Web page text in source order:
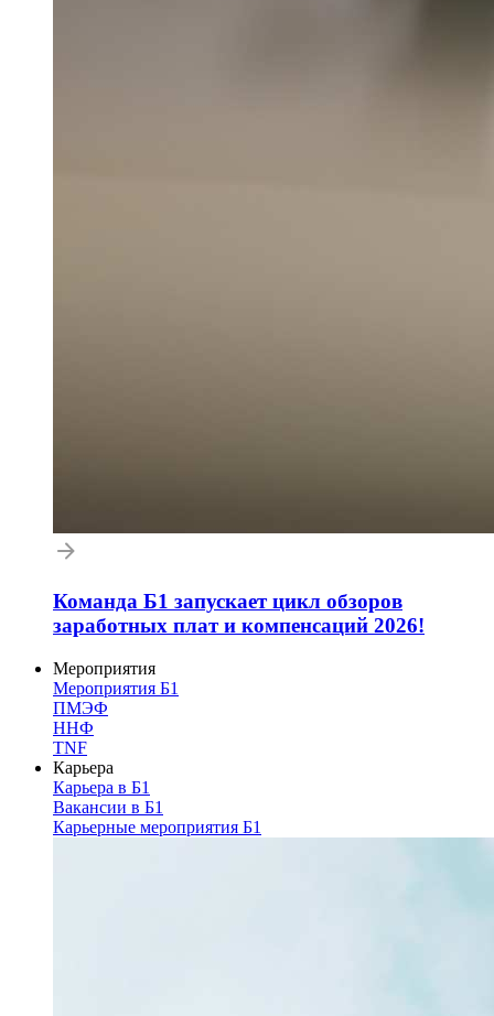
Команда Б1 запускает цикл обзоров
заработных плат и компенсаций 2026!
Мероприятия
Мероприятия Б1
ПМЭФ
ННФ
TNF
Карьера
Карьера в Б1
Вакансии в Б1
Карьерные мероприятия Б1